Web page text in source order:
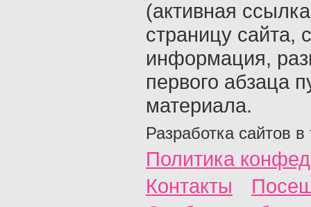
(активная
страницу сайта,
информация,
первого абзаца
материала.
Разработка сайтов в
Политика
Контакты